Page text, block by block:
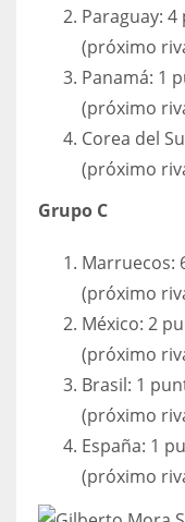
Paraguay:
(próximo
Panamá: 1
(próximo
Corea del
(próximo
Grupo C
Marruecos:
(próximo
México: 2
(próximo
Brasil: 1
(próximo
España: 1
(próximo